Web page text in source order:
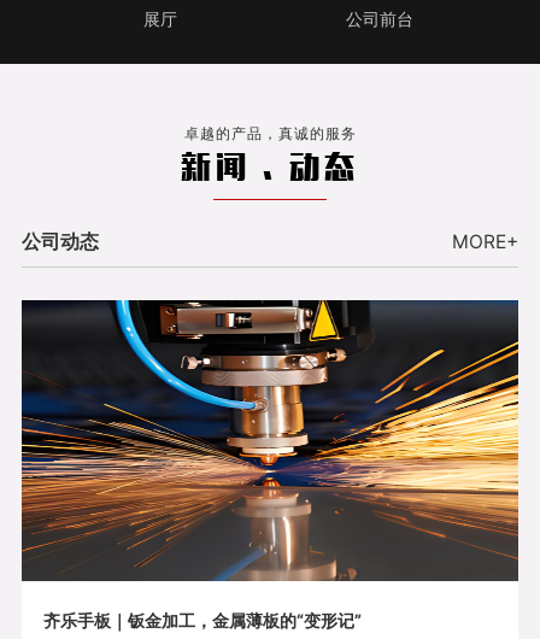
展厅 公司前台
卓越的产品，真诚的服务
新闻 . 动态
公司动态 MORE+
齐乐手板｜钣金加工，金属薄板的“变形记”